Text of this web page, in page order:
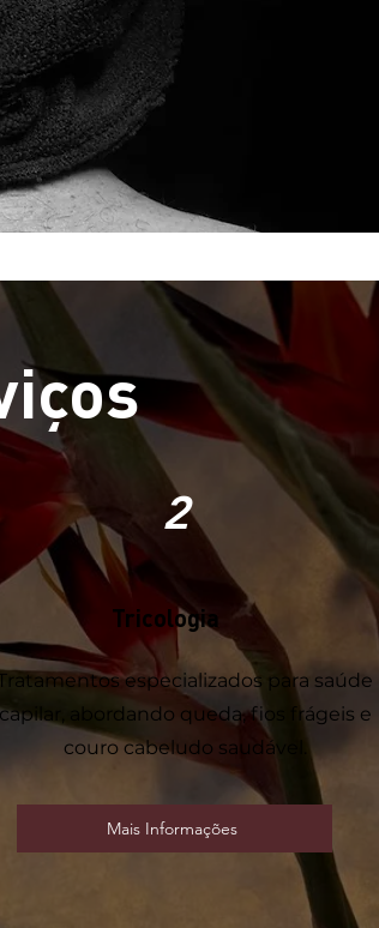
2
Tricologia
especializados para saúde
abordando queda, fios frágeis e
couro cabeludo saudável.
Mais Informações